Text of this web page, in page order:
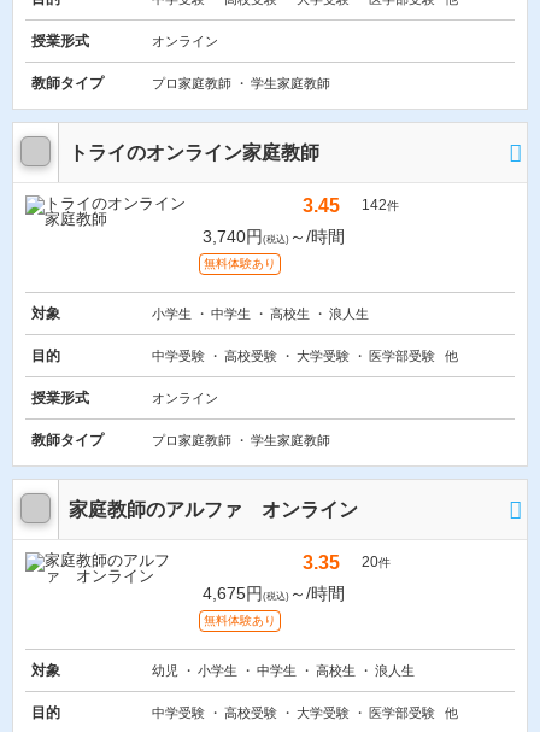
授業形式 オンライン
教師タイプ プロ家庭教師 学生家庭教師
トライのオンライン家庭教師
3.45 142件
3,740円 (税込) ～/時間
無料体験あり
対象 小学生 中学生 高校生 浪人生
目的 中学受験 高校受験 大学受験 医学部受験 他
授業形式 オンライン
教師タイプ プロ家庭教師 学生家庭教師
家庭教師のアルファ オンライン
3.35 20件
4,675円 (税込) ～/時間
無料体験あり
対象 幼児 小学生 中学生 高校生 浪人生
目的 中学受験 高校受験 大学受験 医学部受験 他